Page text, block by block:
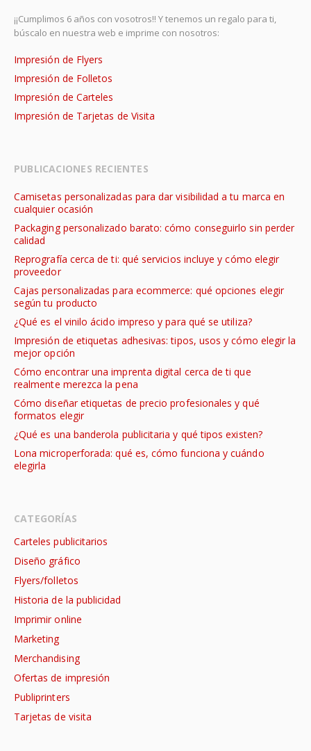
¡¡Cumplimos 6 años con vosotros!! Y tenemos un regalo para ti,
búscalo en nuestra web e imprime con nosotros:
Impresión de Flyers
Impresión de Folletos
Impresión de Carteles
Impresión de Tarjetas de Visita
PUBLICACIONES RECIENTES
Camisetas personalizadas para dar visibilidad a tu marca en
cualquier ocasión
Packaging personalizado barato: cómo conseguirlo sin perder
calidad
Reprografía cerca de ti: qué servicios incluye y cómo elegir
proveedor
Cajas personalizadas para ecommerce: qué opciones elegir
según tu producto
¿Qué es el vinilo ácido impreso y para qué se utiliza?
Impresión de etiquetas adhesivas: tipos, usos y cómo elegir la
mejor opción
Cómo encontrar una imprenta digital cerca de ti que
realmente merezca la pena
Cómo diseñar etiquetas de precio profesionales y qué
formatos elegir
¿Qué es una banderola publicitaria y qué tipos existen?
Lona microperforada: qué es, cómo funciona y cuándo
elegirla
CATEGORÍAS
Carteles publicitarios
Diseño gráfico
Flyers/folletos
Historia de la publicidad
Imprimir online
Marketing
Merchandising
Ofertas de impresión
Publiprinters
Tarjetas de visita